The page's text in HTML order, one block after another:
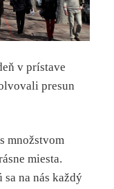
v prístave
presun
množstvom
miesta.
na nás každý